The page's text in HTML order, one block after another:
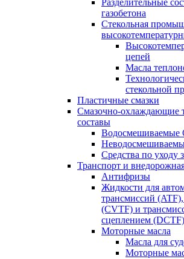
Разделительные
газобетона
Стекольная
цепей
Масла
стекольной
Пластичные смазки
Смазочно-охлаждающие
составы
Средства по
Транспорт и
Антифризы
Жидкости для
трансмиссий
(CVTF) и
сцеплением (DCTF)
Моторные масла
Масла для
Моторные